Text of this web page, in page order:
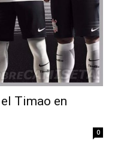
Timao en
0